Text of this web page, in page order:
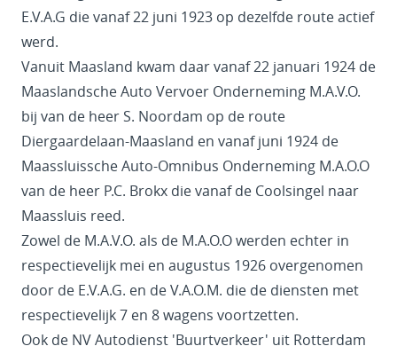
E.V.A.G die vanaf 22 juni 1923 op dezelfde route actief
werd.
Vanuit Maasland kwam daar vanaf 22 januari 1924 de
Maaslandsche Auto Vervoer Onderneming M.A.V.O.
bij van de heer S. Noordam op de route
Diergaardelaan-Maasland en vanaf juni 1924 de
Maassluissche Auto-Omnibus Onderneming M.A.O.O
van de heer P.C. Brokx die vanaf de Coolsingel naar
Maassluis reed.
Zowel de M.A.V.O. als de M.A.O.O werden echter in
respectievelijk mei en augustus 1926 overgenomen
door de E.V.A.G. en de V.A.O.M. die de diensten met
respectievelijk 7 en 8 wagens voortzetten.
Ook de NV Autodienst 'Buurtverkeer' uit Rotterdam